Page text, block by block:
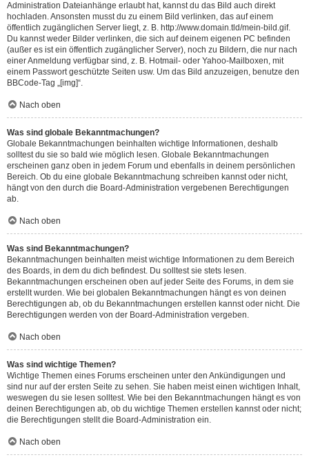
Administration Dateianhänge erlaubt hat, kannst du das Bild auch direkt
hochladen. Ansonsten musst du zu einem Bild verlinken, das auf einem
öffentlich zugänglichen Server liegt, z. B. http://www.domain.tld/mein-bild.gif.
Du kannst weder Bilder verlinken, die sich auf deinem eigenen PC befinden
(außer es ist ein öffentlich zugänglicher Server), noch zu Bildern, die nur nach
einer Anmeldung verfügbar sind, z. B. Hotmail- oder Yahoo-Mailboxen, mit
einem Passwort geschützte Seiten usw. Um das Bild anzuzeigen, benutze den
BBCode-Tag „[img]“.
Nach oben
Was sind globale Bekanntmachungen?
Globale Bekanntmachungen beinhalten wichtige Informationen, deshalb
solltest du sie so bald wie möglich lesen. Globale Bekanntmachungen
erscheinen ganz oben in jedem Forum und ebenfalls in deinem persönlichen
Bereich. Ob du eine globale Bekanntmachung schreiben kannst oder nicht,
hängt von den durch die Board-Administration vergebenen Berechtigungen
ab.
Nach oben
Was sind Bekanntmachungen?
Bekanntmachungen beinhalten meist wichtige Informationen zu dem Bereich
des Boards, in dem du dich befindest. Du solltest sie stets lesen.
Bekanntmachungen erscheinen oben auf jeder Seite des Forums, in dem sie
erstellt wurden. Wie bei globalen Bekanntmachungen hängt es von deinen
Berechtigungen ab, ob du Bekanntmachungen erstellen kannst oder nicht. Die
Berechtigungen werden von der Board-Administration vergeben.
Nach oben
Was sind wichtige Themen?
Wichtige Themen eines Forums erscheinen unter den Ankündigungen und
sind nur auf der ersten Seite zu sehen. Sie haben meist einen wichtigen Inhalt,
weswegen du sie lesen solltest. Wie bei den Bekanntmachungen hängt es von
deinen Berechtigungen ab, ob du wichtige Themen erstellen kannst oder nicht;
die Berechtigungen stellt die Board-Administration ein.
Nach oben